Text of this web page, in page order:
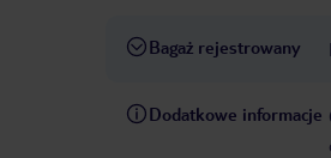
Bagaż rejestrowany
Dodatkowe informacje